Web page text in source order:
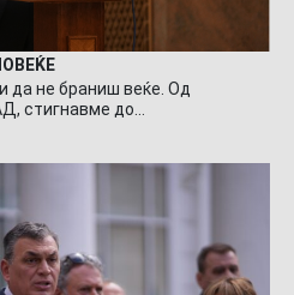
да не браниш веќе. Од
стигнавме до…